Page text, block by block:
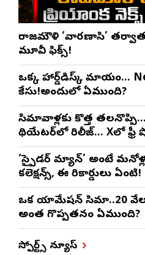
రాజమౌళి ‘వారణాసి’
మూవీ ఫిక్స్!
ఒక్క హార్డ్‌డిస్క్ మాయం…
కేసు!అందులో ఏముంది?
సినిమావాళ్లకు కొత్త
థియేటర్‌లో రిలీజ్… Xలో ఫ్రీ
‘స్పైడర్ మ్యాన్’ అంటే
కలెక్షన్స్, ఈ రికార్డులు ఏంటి!
ఒక యానిమేషన్ సినిమా..20 వేల
అంత గొప్పతనం ఏముంది?
స్పోర్ట్స్ న్యూస్